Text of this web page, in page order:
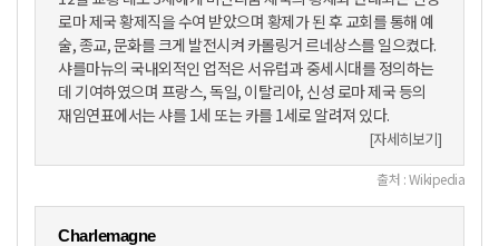
로마 제국 황제직을 수여 받았으며 황제가 된 후 교회를 통해 예
술, 종교, 문화를 크게 발전시켜 카롤링거 르네상스를 일으켰다.
샤를마뉴의 국내외적인 업적은 서유럽과 중세시대를 정의하는
데 기여하였으며 프랑스, 독일, 이탈리아, 신성 로마 제국 등의
재임연표에서는 샤를 1세 또는 카를 1세로 알려져 있다.
[자세히보기]
출처 : Wikipedia
Charlemagne